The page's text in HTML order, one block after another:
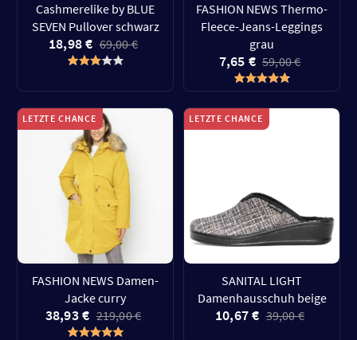
Cashmerelike by BLUE
SEVEN Pullover schwarz
18,98 € 69,00 €
FASHION NEWS Thermo-
Fleece-Jeans-Leggings
grau
7,65 € 59,00 €
LETZTE CHANCE
FASHION NEWS Damen-
Jacke curry
38,93 € 219,00 €
LETZTE CHANCE
SANITAL LIGHT
Damenhausschuh beige
10,67 € 39,00 €